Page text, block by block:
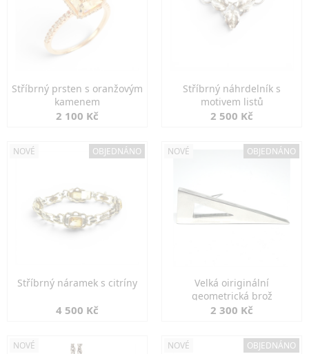
Stříbrný prsten s oranžovým
kamenem
2 100 Kč
Stříbrný náhrdelník s
motivem listů
2 500 Kč
NOVÉ OBJEDNÁNO
Stříbrný náramek s citríny
4 500 Kč
NOVÉ OBJEDNÁNO
Velká oiriginální
geometrická brož
2 300 Kč
NOVÉ NOVÉ OBJEDNÁNO